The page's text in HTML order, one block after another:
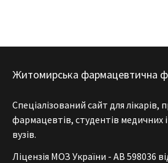
Житомирська фармацевтична
Спеціалізований сайт для лікарів,
фармацевтів, студентів медичних
вузів.
Ліцензія МОЗ України - АВ 598036